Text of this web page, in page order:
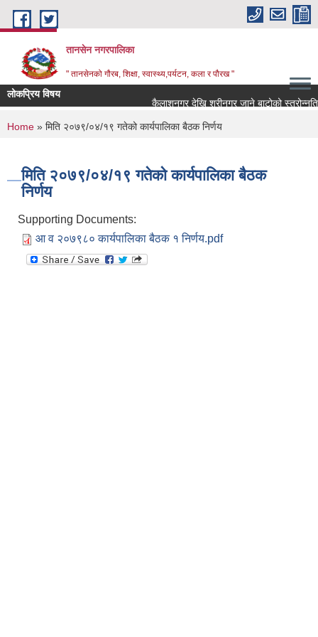
Skip to main content
तानसेन नगरपालिका
" तानसेनको गौरब, शिक्षा, स्वास्थ्य,पर्यटन, कला र पौरख "
लोकप्रिय विषय
You are here
Home » मिति २०७९/०४/१९ गतेको कार्यपालिका बैठक निर्णय
मिति २०७९/०४/१९ गतेको कार्यपालिका बैठक
निर्णय
Supporting Documents:
आ व २०७९८० कार्यपालिका बैठक १ निर्णय.pdf